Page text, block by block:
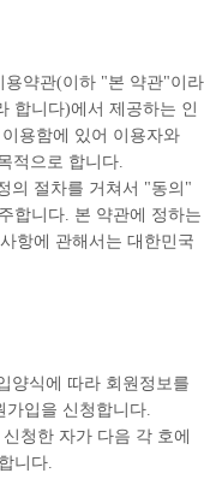
용약관(이하 "본 약관"이라
합니다)에서 제공하는 인
용함에 있어 이용자와
적으로 합니다.
의 절차를 거쳐서 "동의"
합니다. 본 약관에 정하는
항에 관해서는 대한민국
양식에 따라 회원정보를
입을 신청합니다.
청한 자가 다음 각 호에
니다.